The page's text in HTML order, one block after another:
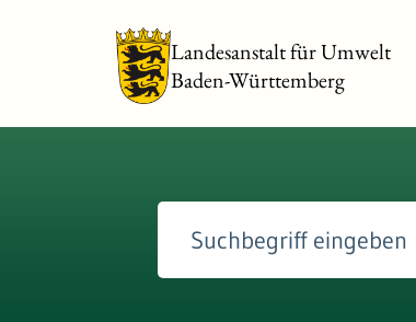
Landesanstalt für Umwelt
Baden-Württemberg